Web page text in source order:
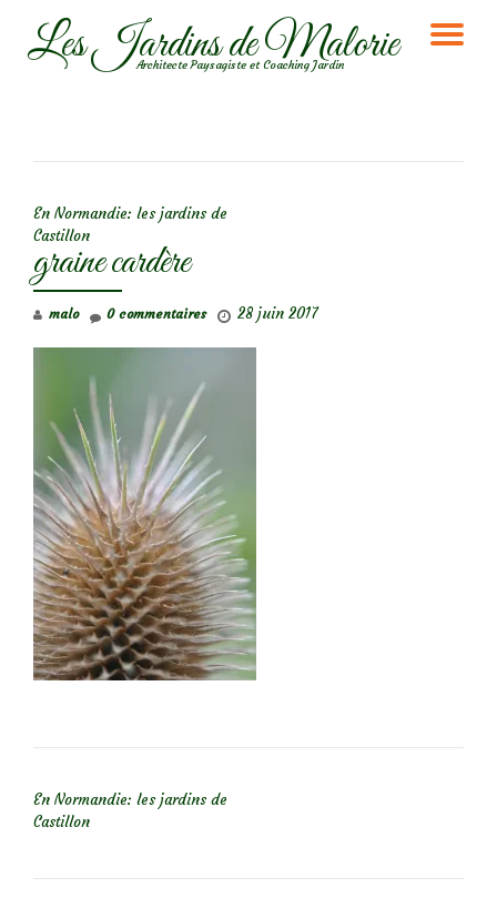
AllerLes Jardins de Malorie
Architecte Paysagiste et Coaching Jardin
En Normandie: les jardins de
Castillon
graine cardère
malo 28 juin 2017
0 commentaires
En Normandie: les jardins de
Castillon